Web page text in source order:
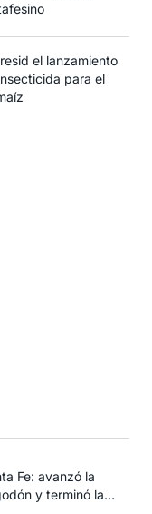
el lanzamiento
para el
Fe: avanzó la
y terminó la